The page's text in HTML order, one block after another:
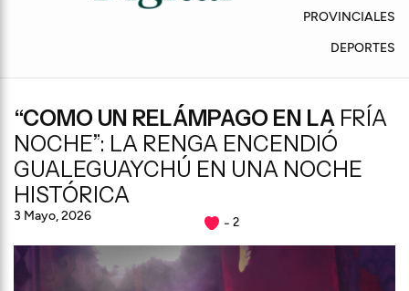
PROVINCIALES
DEPORTES
“COMO UN RELÁMPAGO EN LA FRÍA
NOCHE”: LA RENGA ENCENDIÓ
GUALEGUAYCHÚ EN UNA NOCHE
HISTÓRICA
3 Mayo, 2026 2